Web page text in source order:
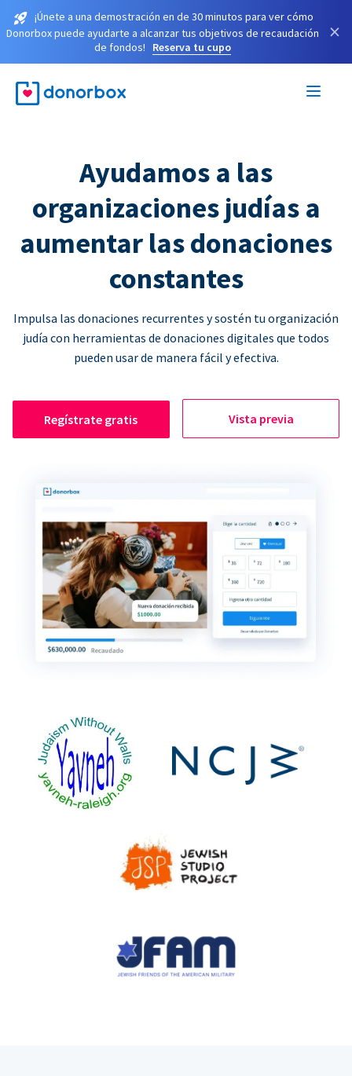
¡Únete a una demostración en de 30 minutos para ver cómo
Donorbox puede ayudarte a alcanzar tus objetivos de recaudación
de fondos!
Reserva tu cupo
×
Ayudamos a las
organizaciones judías a
aumentar las donaciones
constantes
Impulsa las donaciones recurrentes y sostén tu organización
judía con herramientas de donaciones digitales que todos
pueden usar de manera fácil y efectiva.
Regístrate gratis Vista previa